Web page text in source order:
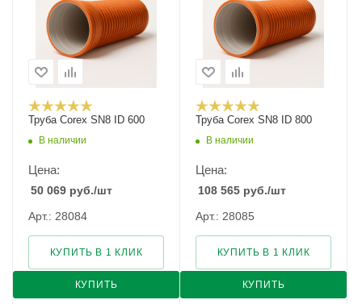
Труба Corex SN8 ID 600
В наличии
Цена:
50 069 руб./шт
Арт.: 28084
КУПИТЬ
КУПИТЬ В 1 КЛИК
Труба Corex SN8 ID 800
В наличии
Цена:
108 565 руб./шт
Арт.: 28085
КУПИТЬ
КУПИТЬ В 1 КЛИК